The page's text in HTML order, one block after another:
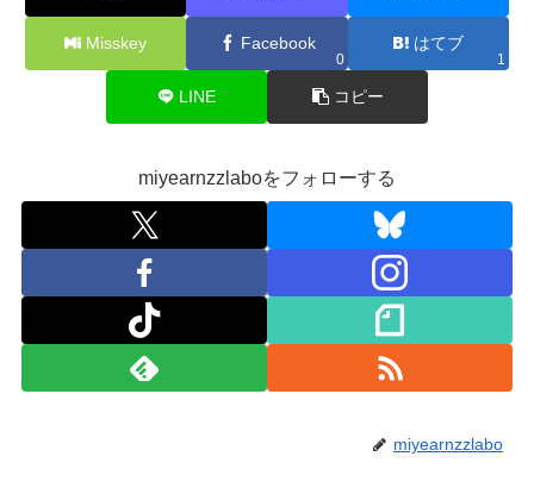
Misskey Facebook
0
はてブ
1
LINE コピー
miyearnzzlaboをフォローする
miyearnzzlabo